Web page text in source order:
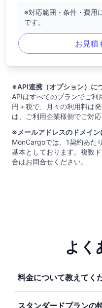
※対応範囲・条件・費用
です。
お見積
※API連携（オプション）に
APIはすべてのプランでご
円＋税で、月々の利用料は
は、ご利用企業様側でご対
※メールアドレスのドメイン
MonCargoでは、1契約あた
基本としております。複数
合はお問合せください。
よく
料金について教えてく
スタンダードプランの